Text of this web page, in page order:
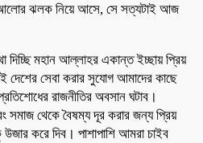
ঝলক নিয়ে আসে, সে সত্যটাই আজ
দিচ্ছি মহান আল্লাহর একান্ত ইচ্ছায় প্রিয়
দেশের সেবা করার সুযোগ আমাদের কাছে
রাজনীতির অবসান ঘটাব।
সমাজ থেকে বৈষম্য দূর করার জন্য প্রিয়
করে দিব। পাশাপাশি আমরা চাইব